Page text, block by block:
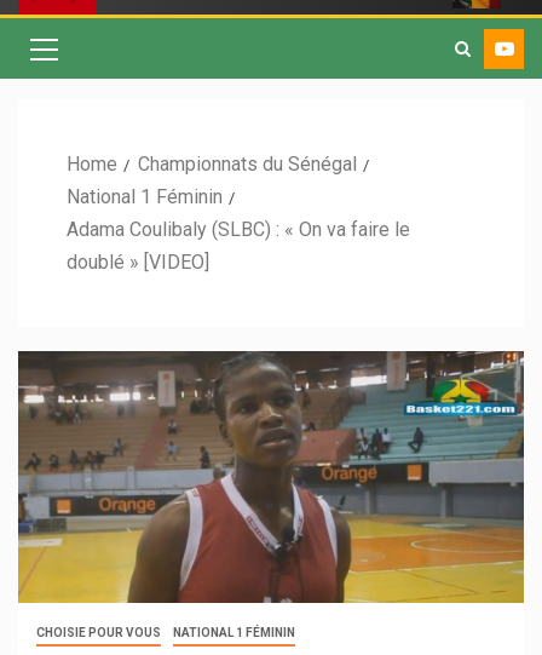
Home
Championnats du Sénégal
National 1 Féminin
Adama Coulibaly (SLBC) : « On va faire le
doublé » [VIDEO]
CHOISIE POUR VOUS NATIONAL 1 FÉMININ